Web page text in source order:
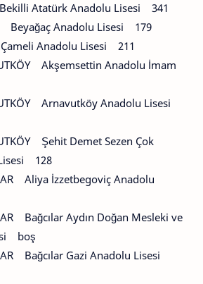
Atatürk Anadolu Lisesi 341
Beyağaç Anadolu Lisesi 179
Anadolu Lisesi 211
Akşemsettin Anadolu İmam
Arnavutköy Anadolu Lisesi
Şehit Demet Sezen Çok
128
Aliya İzzetbegoviç Anadolu
Bağcılar Aydın Doğan Mesleki ve
boş
Bağcılar Gazi Anadolu Lisesi